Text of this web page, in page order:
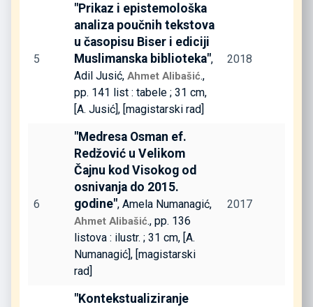
5
"Prikaz i epistemološka
analiza poučnih tekstova
u časopisu Biser i ediciji
Muslimanska biblioteka",
Adil Jusić, Ahmet Alibašić.,
pp. 141 list : tabele ; 31 cm,
[A. Jusić], [magistarski rad]
2018
6
"Medresa Osman ef.
Redžović u Velikom
Čajnu kod Visokog od
osnivanja do 2015.
godine", Amela Numanagić,
Ahmet Alibašić., pp. 136
listova : ilustr. ; 31 cm, [A.
Numanagić], [magistarski
rad]
2017
"Kontekstualiziranje